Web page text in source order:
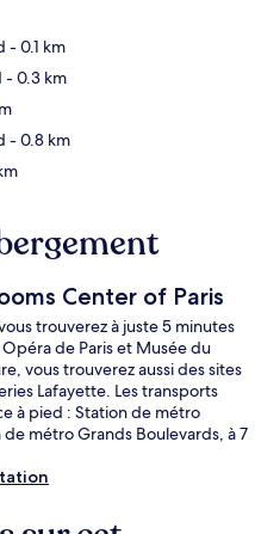
- 0.1 km
- 0.3 km
- 0.8 km
Center of Paris
trouverez à juste 5 minutes
de Paris et Musée du
vous trouverez aussi des sites
Lafayette. Les transports
à pied : Station de métro
métro Grands Boulevards, à 7